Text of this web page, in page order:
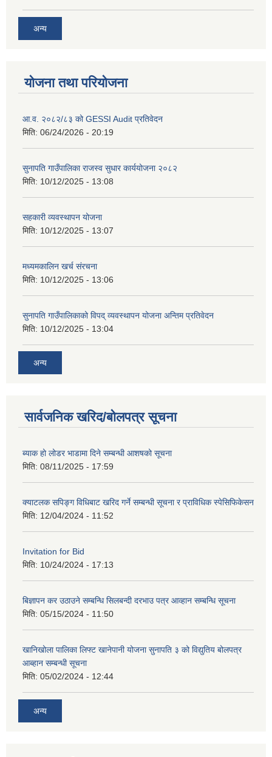
अन्य
योजना तथा परियोजना
आ.व. २०८२/८३ को GESSI Audit प्रतिवेदन
मिति: 06/24/2026 - 20:19
सुनापति गाउँपालिका राजस्व सुधार कार्ययोजना २०८२
मिति: 10/12/2025 - 13:08
सहकारी व्यवस्थापन योजना
मिति: 10/12/2025 - 13:07
मध्यमकालिन खर्च संरचना
मिति: 10/12/2025 - 13:06
सुनापति गाउँपालिकाको विपद् व्यवस्थापन योजना अन्तिम प्रतिवेदन
मिति: 10/12/2025 - 13:04
अन्य
सार्वजनिक खरिद/बोलपत्र सूचना
ब्याक हो लोडर भाडामा दिने सम्बन्धी आशषको सूचना
मिति: 08/11/2025 - 17:59
क्याटलक सपिङ्ग विधिबाट खरिद गर्ने सम्बन्धी सूचना र प्राविधिक स्पेसिफिकेसन
मिति: 12/04/2024 - 11:52
Invitation for Bid
मिति: 10/24/2024 - 17:13
बिज्ञापन कर उठाउने सम्बन्धि सिलबन्दी दरभाउ पत्र आव्हान सम्बन्धि सूचना
मिति: 05/15/2024 - 11:50
खानिखोला पालिका लिफ्ट खानेपानी योजना सुनापति ३ को विद्युतिय बोलपत्र
आब्हान सम्बन्धी सूचना
मिति: 05/02/2024 - 12:44
अन्य